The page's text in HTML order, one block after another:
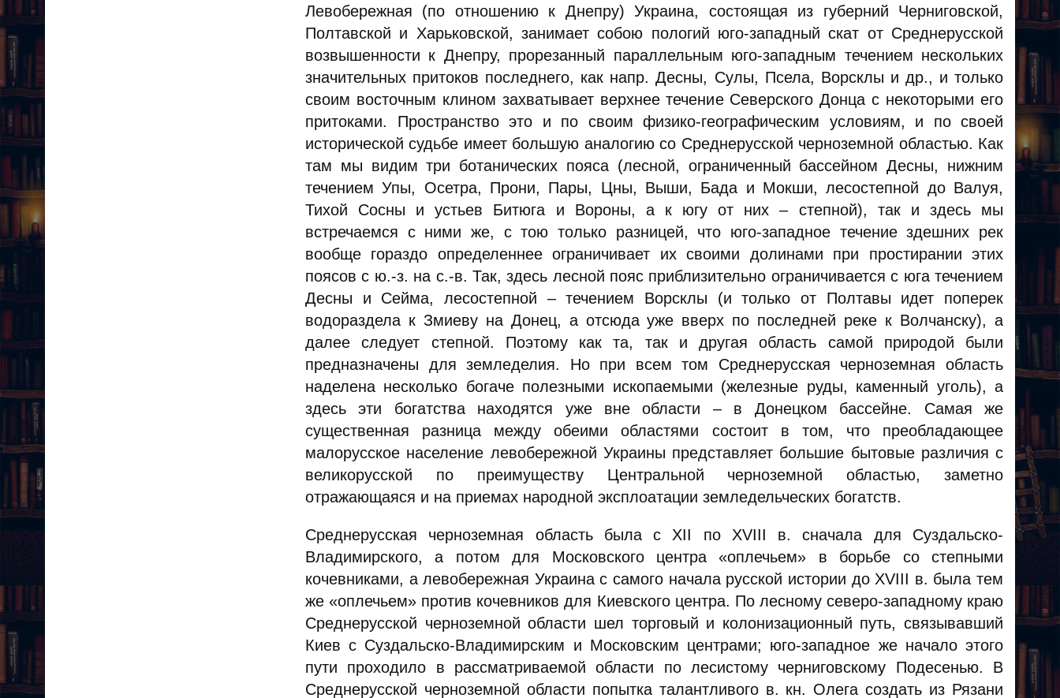
Левобережная (по отношению к Днепру) Украина, состоящая из губерний Черниговской,
Полтавской и Харьковской, занимает собою пологий юго-западный скат от Среднерусской
возвышенности к Днепру, прорезанный параллельным юго-западным течением нескольких
значительных притоков последнего, как напр. Десны, Сулы, Псела, Ворсклы и др., и только
своим восточным клином захватывает верхнее течение Северского Донца с некоторыми его
притоками. Пространство это и по своим физико-географическим условиям, и по своей
исторической судьбе имеет большую аналогию со Среднерусской черноземной областью. Как
там мы видим три ботанических пояса (лесной, ограниченный бассейном Десны, нижним
течением Упы, Осетра, Прони, Пары, Цны, Выши, Бада и Мокши, лесостепной до Валуя,
Тихой Сосны и устьев Битюга и Вороны, а к югу от них – степной), так и здесь мы
встречаемся с ними же, с тою только разницей, что юго-западное течение здешних рек
вообще гораздо определеннее ограничивает их своими долинами при простирании этих
поясов с ю.-з. на с.-в. Так, здесь лесной пояс приблизительно ограничивается с юга течением
Десны и Сейма, лесостепной – течением Ворсклы (и только от Полтавы идет поперек
водораздела к Змиеву на Донец, а отсюда уже вверх по последней реке к Волчанску), а
далее следует степной. Поэтому как та, так и другая область самой природой были
предназначены для земледелия. Но при всем том Среднерусская черноземная область
наделена несколько богаче полезными ископаемыми (железные руды, каменный уголь), а
здесь эти богатства находятся уже вне области – в Донецком бассейне. Самая же
существенная разница между обеими областями состоит в том, что преобладающее
малорусское население левобережной Украины представляет большие бытовые различия с
великорусской по преимуществу Центральной черноземной областью, заметно
отражающаяся и на приемах народной эксплоатации земледельческих богатств.
Среднерусская черноземная область была с XII по XVIII в. сначала для Суздальско-
Владимирского, а потом для Московского центра «оплечьем» в борьбе со степными
кочевниками, а левобережная Украина с самого начала русской истории до XVIII в. была тем
же «оплечьем» против кочевников для Киевского центра. По лесному северо-западному краю
Среднерусской черноземной области шел торговый и колонизационный путь, связывавший
Киев с Суздальско-Владимирским и Московским центрами; юго-западное же начало этого
пути проходило в рассматриваемой области по лесистому черниговскому Подесенью. В
Среднерусской черноземной области попытка талантливого в. кн. Олега создать из Рязани